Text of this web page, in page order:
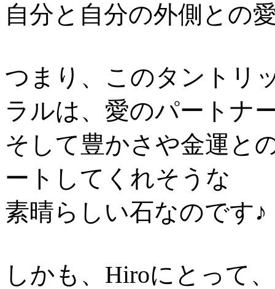
自分と自分の外側との
つまり、このタントリ
ラルは、愛のパートナ
そして豊かさや金運と
ートしてくれそうな
素晴らしい石なのです♪
しかも、Hiroにとって